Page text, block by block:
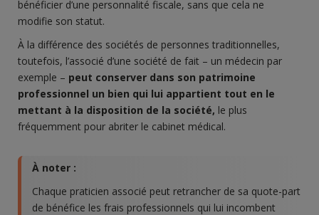
bénéficier d’une personnalité fiscale, sans que cela ne
modifie son statut.
À la différence des sociétés de personnes traditionnelles,
toutefois, l’associé d’une société de fait – un médecin par
exemple – peut conserver dans son patrimoine
professionnel un bien qui lui appartient tout en le
mettant à la disposition de la société, le plus
fréquemment pour abriter le cabinet médical.
À noter :
Chaque praticien associé peut retrancher de sa quote-part
de bénéfice les frais professionnels qui lui incombent